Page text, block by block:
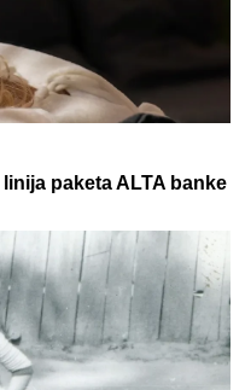
paketa ALTA banke